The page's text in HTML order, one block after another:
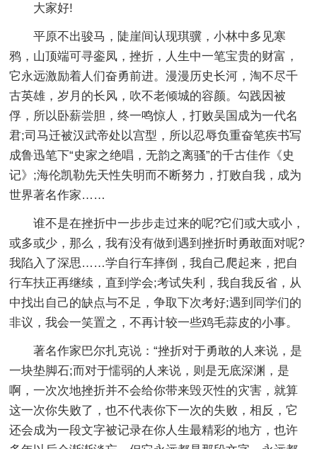
大家好!
平原不出骏马，陡崖间认现琪骥，小林中多见寒
鸦，山顶端可寻銮凤，挫折，人生中一笔宝贵的财富，
它永远激励着人们奋勇前进。漫漫历史长河，淘不尽千
古英雄，岁月的长风，吹不老倾城的容颜。勾践因被
俘，所以卧薪尝胆，终一鸣惊人，打败吴国成为一代名
君;司马迁被汉武帝处以宫型，所以忍辱负重奋笔疾书写
成鲁迅笔下“史家之绝唱，无韵之离骚”的千古佳作《史
记》;海伦凯勒先天性失明而不断努力，打败自我，成为
世界著名作家……
谁不是在挫折中一步步走过来的呢?它们或大或小，
或多或少，那么，我有没有做到遇到挫折时勇敢面对呢?
我陷入了深思……学自行车摔倒，我自己爬起来，把自
行车扶正再继续，直到学会;考试失利，我自我反省，从
中找出自己的缺点与不足，争取下次考好;遇到同学们的
非议，我会一笑置之，不再计较一些鸡毛蒜皮的小事。
著名作家巴尔扎克说：“挫折对于勇敢的人来说，是
一块垫脚石;而对于懦弱的人来说，则是无底深渊，是
啊，一次次地挫折并不会给你带来毁灭性的灾害，就算
这一次你失败了，也不代表你下一次的失败，相反，它
还会成为一段文字被记录在你人生最精彩的地方，也许